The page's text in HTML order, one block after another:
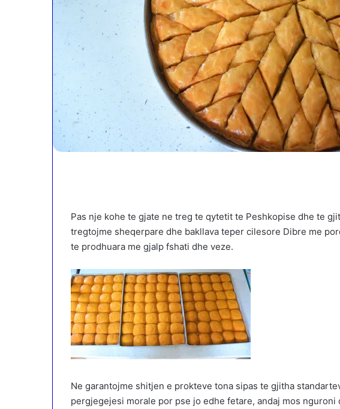
Pas nje kohe te gjate ne treg te qytetit te Peshkopise dhe te
tregtojme sheqerpare dhe bakllava teper cilesore Dibre me
te prodhuara me gjalp fshati dhe veze.
Ne garantojme shitjen e prokteve tona sipas te gjitha
pergjegejesi morale por pse jo edhe fetare, andaj mos